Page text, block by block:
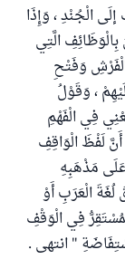
الْجُنْدِ ، وَإِذَا
الَّتِي
وَفَتْحِ
، وَقَوْلُ
فِي الْفَهْمِ
لَفْظَ الْوَاقِفِ
مَذْهَبِهِ
الْعَرَبِ أَوْ
فِي الْوَقْفِ
" انتهى .